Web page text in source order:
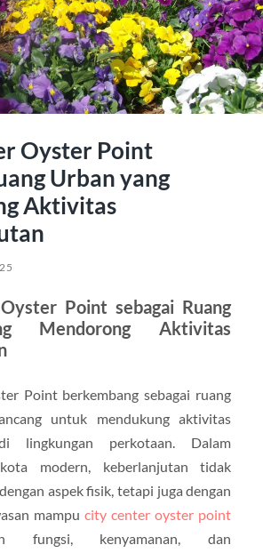
Oyster Point
Urban yang
Aktivitas
Point sebagai Ruang
Mendorong Aktivitas
Point berkembang sebagai ruang
untuk mendukung aktivitas
lingkungan perkotaan. Dalam
kota modern, keberlanjutan tidak
aspek fisik, tetapi juga dengan
mampucity center oyster point
fungsi, kenyamanan, dan